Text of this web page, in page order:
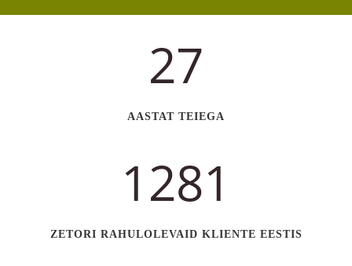
27
AASTAT TEIEGA
1281
ZETORI RAHULOLEVAID KLIENTE EESTIS